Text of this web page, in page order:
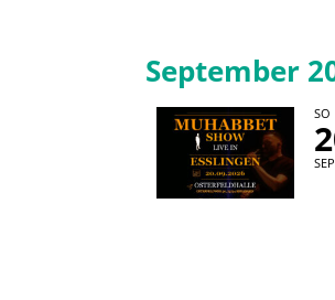
September
SO
SEP